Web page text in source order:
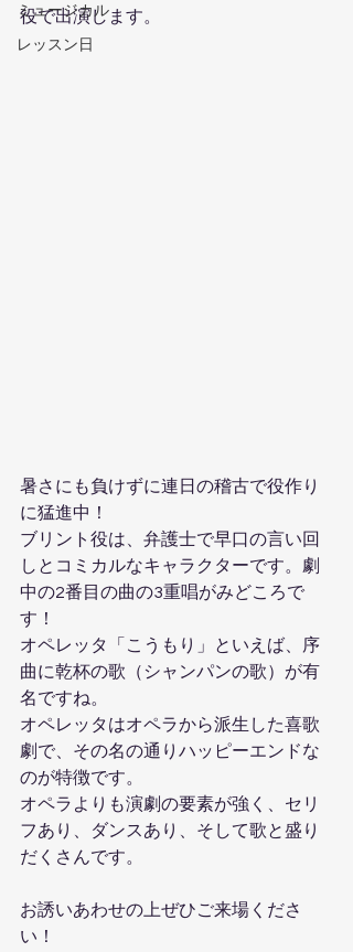
ミュージカル
レッスン日
役で出演します。
暑さにも負けずに連日の稽古で役作り
に猛進中！
ブリント役は、弁護士で早口の言い回
しとコミカルなキャラクターです。劇
中の2番目の曲の3重唱がみどころで
す！
オペレッタ「こうもり」といえば、序
曲に乾杯の歌（シャンパンの歌）が有
名ですね。
オペレッタはオペラから派生した喜歌
劇で、その名の通りハッピーエンドな
のが特徴です。
オペラよりも演劇の要素が強く、セリ
フあり、ダンスあり、そして歌と盛り
だくさんです。
お誘いあわせの上ぜひご来場くださ
い！